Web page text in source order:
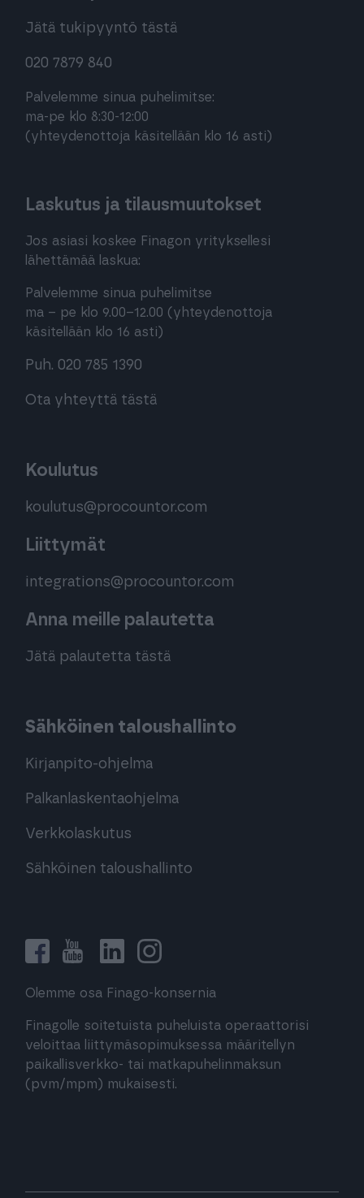
Jätä tukipyyntö tästä
020 7879 840
Palvelemme sinua puhelimitse:
ma-pe klo 8:30-12:00
(yhteydenottoja käsitellään klo 16 asti)
Laskutus ja tilausmuutokset
Jos asiasi koskee Finagon yrityksellesi
lähettämää laskua:
Palvelemme sinua puhelimitse
ma – pe klo 9.00–12.00 (yhteydenottoja
käsitellään klo 16 asti)
Puh. 020 785 1390
Ota yhteyttä tästä
Koulutus
koulutus@procountor.com
Liittymät
integrations@procountor.com
Anna meille palautetta
Jätä palautetta tästä
Sähköinen taloushallinto
Kirjanpito-ohjelma
Palkanlaskentaohjelma
Verkkolaskutus
Sähköinen taloushallinto
Olemme osa Finago-konsernia
Finagolle soitetuista puheluista operaattorisi
veloittaa liittymäsopimuksessa määritellyn
paikallisverkko- tai matkapuhelinmaksun
(pvm/mpm) mukaisesti.